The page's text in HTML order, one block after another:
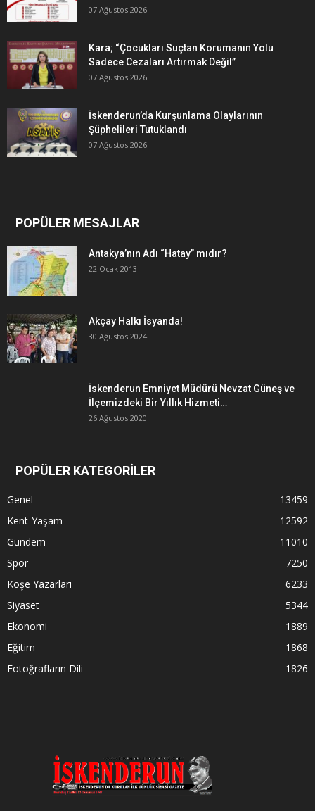
07 Ağustos 2026
Kara; “Çocukları Suçtan Korumanın Yolu
Sadece Cezaları Artırmak Değil”
07 Ağustos 2026
İskenderun’da Kurşunlama Olaylarının
Şüphelileri Tutuklandı
07 Ağustos 2026
POPÜLER MESAJLAR
Antakya’nın Adı “Hatay” mıdır?
22 Ocak 2013
Akçay Halkı İsyanda!
30 Ağustos 2024
İskenderun Emniyet Müdürü Nevzat Güneş ve
İlçemizdeki Bir Yıllık Hizmeti…
26 Ağustos 2020
POPÜLER KATEGORİLER
Genel
13459
Kent-Yaşam
12592
Gündem
11010
Spor
7250
Köşe Yazarları
6233
Siyaset
5344
Ekonomi
1889
Eğitim
1868
Fotoğrafların Dili
1826